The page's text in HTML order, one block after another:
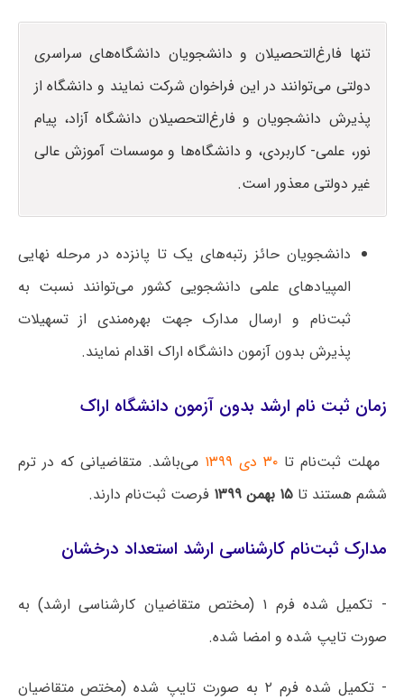
تنها فارغ‌التحصیلان و دانشجویان دانشگاه‌های سراسری
دولتی می‌توانند در این فراخوان شرکت نمایند و دانشگاه از
پذیرش دانشجویان و فارغ‌التحصیلان دانشگاه آزاد، پیام
نور، علمی- کاربردی، و دانشگاه‌ها و موسسات آموزش عالی
غیر دولتی معذور است.
دانشجویان حائز رتبه‌های یک تا پانزده در مرحله نهایی
المپیادهای علمی دانشجویی کشور می‌توانند نسبت به
ثبت‌نام و ارسال مدارک جهت بهره‌مندی از تسهیلات
پذیرش بدون آزمون دانشگاه اراک اقدام نمایند.
زمان ثبت نام ارشد بدون آزمون دانشگاه اراک
 مهلت ثبت‌نام تا ۳۰ دی ۱۳۹۹
می‌باشد. متقاضیانی که در ترم
ششم هستند تا۱۵ بهمن ۱۳۹۹ فرصت ثبت‌نام دارند.
مدارک ثبت‌نام کارشناسی ارشد استعداد درخشان
- تکمیل شده فرم ۱ (مختص متقاضیان کارشناسی ارشد) به
صورت تایپ شده و امضا شده.
- تکمیل شده فرم ۲ به صورت تایپ شده (مختص متقاضیان